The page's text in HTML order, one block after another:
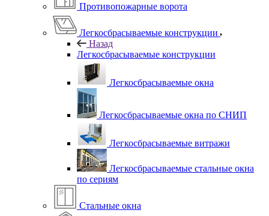
Противопожарные ворота
Легкосбрасываемые конструкции
Назад
Легкосбрасываемые конструкции
Легкосбрасываемые окна
Легкосбрасываемые окна по СНИП
Легкосбрасываемые витражи
Легкосбрасываемые стальные окна
по сериям
Стальные окна